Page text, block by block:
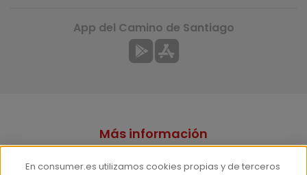
Más información
App del Camino de Santiago
En consumer.es utilizamos cookies propias y de terceros